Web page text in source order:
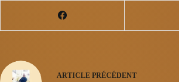
ARTICLE PRÉCÉDENT